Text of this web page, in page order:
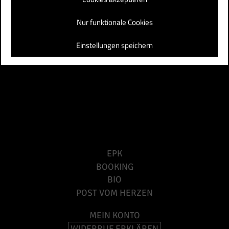
Nur funktionale Cookies
Einstellungen speichern
EPK
BOOKING
BIO
POST VOM HERZEN
MEIN KONTO